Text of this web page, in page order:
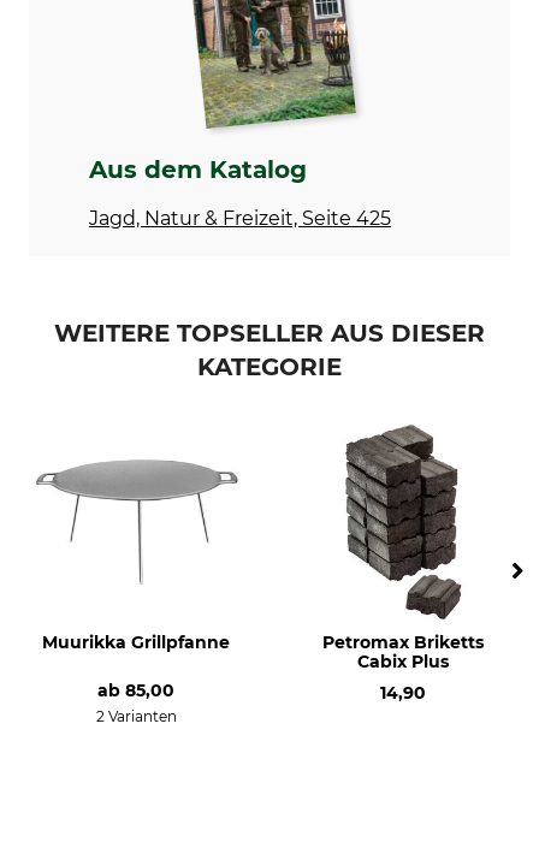
Made in Finland
Aus dem Katalog
Jagd, Natur & Freizeit, Seite 425
WEITERE TOPSELLER AUS DIESER
KATEGORIE
Muurikka Grillpfanne
ab 85,00
2 Varianten
Petromax Briketts
Cabix Plus
14,90